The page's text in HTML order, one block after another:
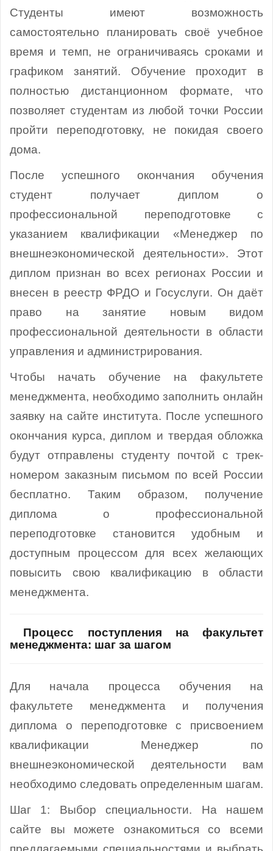
Студенты имеют возможность
самостоятельно планировать своё учебное
время и темп, не ограничиваясь сроками и
графиком занятий. Обучение проходит в
полностью дистанционном формате, что
позволяет студентам из любой точки России
пройти переподготовку, не покидая своего
дома.
После успешного окончания обучения
студент получает диплом о
профессиональной переподготовке с
указанием квалификации «Менеджер по
внешнеэкономической деятельности». Этот
диплом признан во всех регионах России и
внесен в реестр ФРДО и Госуслуги. Он даёт
право на занятие новым видом
профессиональной деятельности в области
управления и администрирования.
Чтобы начать обучение на факультете
менеджмента, необходимо заполнить онлайн
заявку на сайте института. После успешного
окончания курса, диплом и твердая обложка
будут отправлены студенту почтой с трек-
номером заказным письмом по всей России
бесплатно. Таким образом, получение
диплома о профессиональной
переподготовке становится удобным и
доступным процессом для всех желающих
повысить свою квалификацию в области
менеджмента.
Процесс поступления на факультет
менеджмента: шаг за шагом
Для начала процесса обучения на
факультете менеджмента и получения
диплома о переподготовке с присвоением
квалификации Менеджер по
внешнеэкономической деятельности вам
необходимо следовать определенным шагам.
Шаг 1: Выбор специальности. На нашем
сайте вы можете ознакомиться со всеми